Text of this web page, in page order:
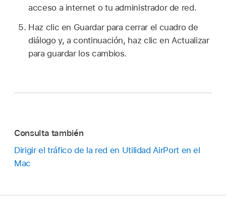
acceso a internet o tu administrador de red.
Haz clic en Guardar para cerrar el cuadro de
diálogo y, a continuación, haz clic en Actualizar
para guardar los cambios.
Consulta también
Dirigir el tráfico de la red en Utilidad AirPort en el
Mac